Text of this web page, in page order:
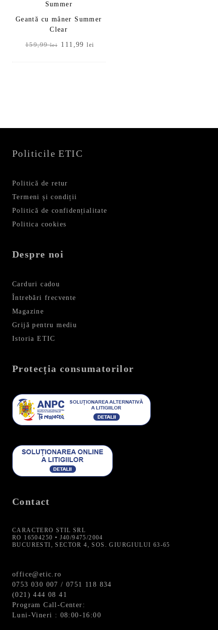
Geantă cu mâner Summer
Clear
159,99lei
Prețul
a
111,99lei
este:
Politicile ETIC
Politică de retur
Termeni și condiții
Politică de confidențialitate
Politica cookies
Despre noi
Carduri cadou
Întrebări frecvente
Magazine
Grijă pentru mediu
Istoria ETIC
Protecția consumatorilor
Contact
CARACTERO STIL SRL
RO 16504250 • J40/9475/2004
BUCURESTI, SECTOR 4, SOS. GIURGIULUI 63-65
office@etic.ro
0753 030 007 / 0751 118 834
(021) 444 08 41
Program Call-Center:
Luni-Vineri : 08:00-16:00